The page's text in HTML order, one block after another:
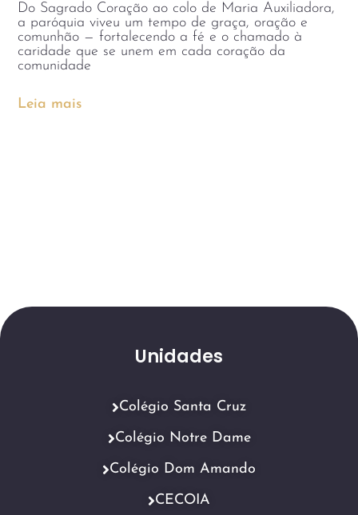
Do Sagrado Coração ao colo de Maria Auxiliadora,
a paróquia viveu um tempo de graça, oração e
comunhão — fortalecendo a fé e o chamado à
caridade que se unem em cada coração da
comunidade
Leia mais
Unidades
Colégio Santa Cruz
Colégio Notre Dame
Colégio Dom Amando
CECOIA